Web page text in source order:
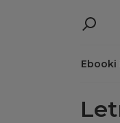
Ebooki